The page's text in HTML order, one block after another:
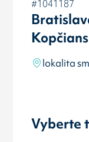
#1041187
lokalita
Vyberte